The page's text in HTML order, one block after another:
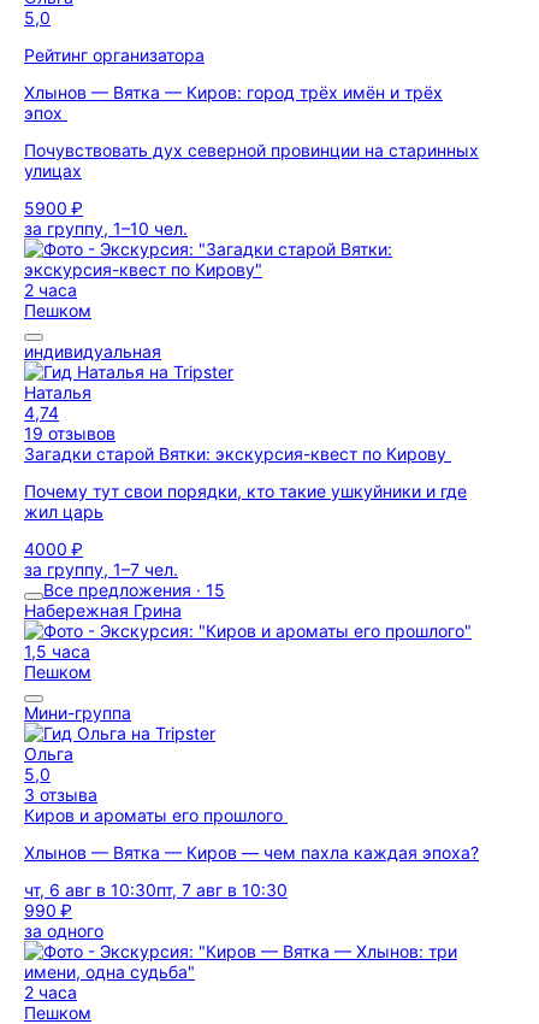
5,0
Рейтинг организатора
Хлынов — Вятка — Киров: город трёх имён и трёх
эпох
Почувствовать дух северной провинции на старинных
улицах
5900 ₽
за группу, 1–10 чел.
2 часа
Пешком
индивидуальная
Наталья
4,74
19 отзывов
Загадки старой Вятки: экскурсия-квест по Кирову
Почему тут свои порядки, кто такие ушкуйники и где
жил царь
4000 ₽
за группу, 1–7 чел.
Все предложения · 15
Набережная Грина
1,5 часа
Пешком
Мини-группа
Ольга
5,0
3 отзыва
Киров и ароматы его прошлого
Хлынов — Вятка — Киров — чем пахла каждая эпоха?
чт, 6 авг в 10:30пт, 7 авг в 10:30
990 ₽
за одного
2 часа
Пешком